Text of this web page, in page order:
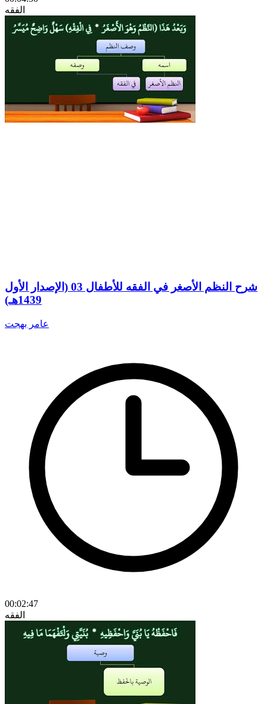
الفقه
شرح النظم الأصغر في الفقه للأطفال 03 (الإصدار الأول
1439هـ)
عامر بهجت
00:02:47
الفقه